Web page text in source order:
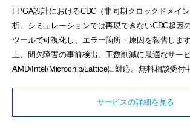
FPGA設計におけるCDC（非同期クロックドメイ
析。シミュレーションでは再現できないCDC起因
ツールで可視化し、エラー箇所・原因を報告しま
上、間欠障害の事前検出、工数削減に最適なサービ
AMD/Intel/Microchip/Latticeに対応。無料相談受付
サービスの詳細を見る